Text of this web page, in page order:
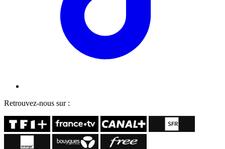
Retrouvez-nous sur :